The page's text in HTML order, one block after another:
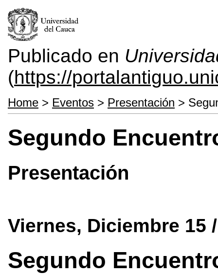
Publicado en
(https://
Home > Eventos > Presentación >
Segundo
Presentación
Viernes, Diciembre 15
Segundo